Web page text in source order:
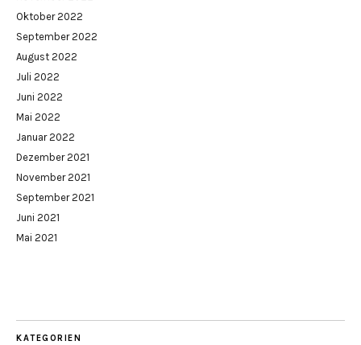
Oktober 2022
September 2022
August 2022
Juli 2022
Juni 2022
Mai 2022
Januar 2022
Dezember 2021
November 2021
September 2021
Juni 2021
Mai 2021
KATEGORIEN